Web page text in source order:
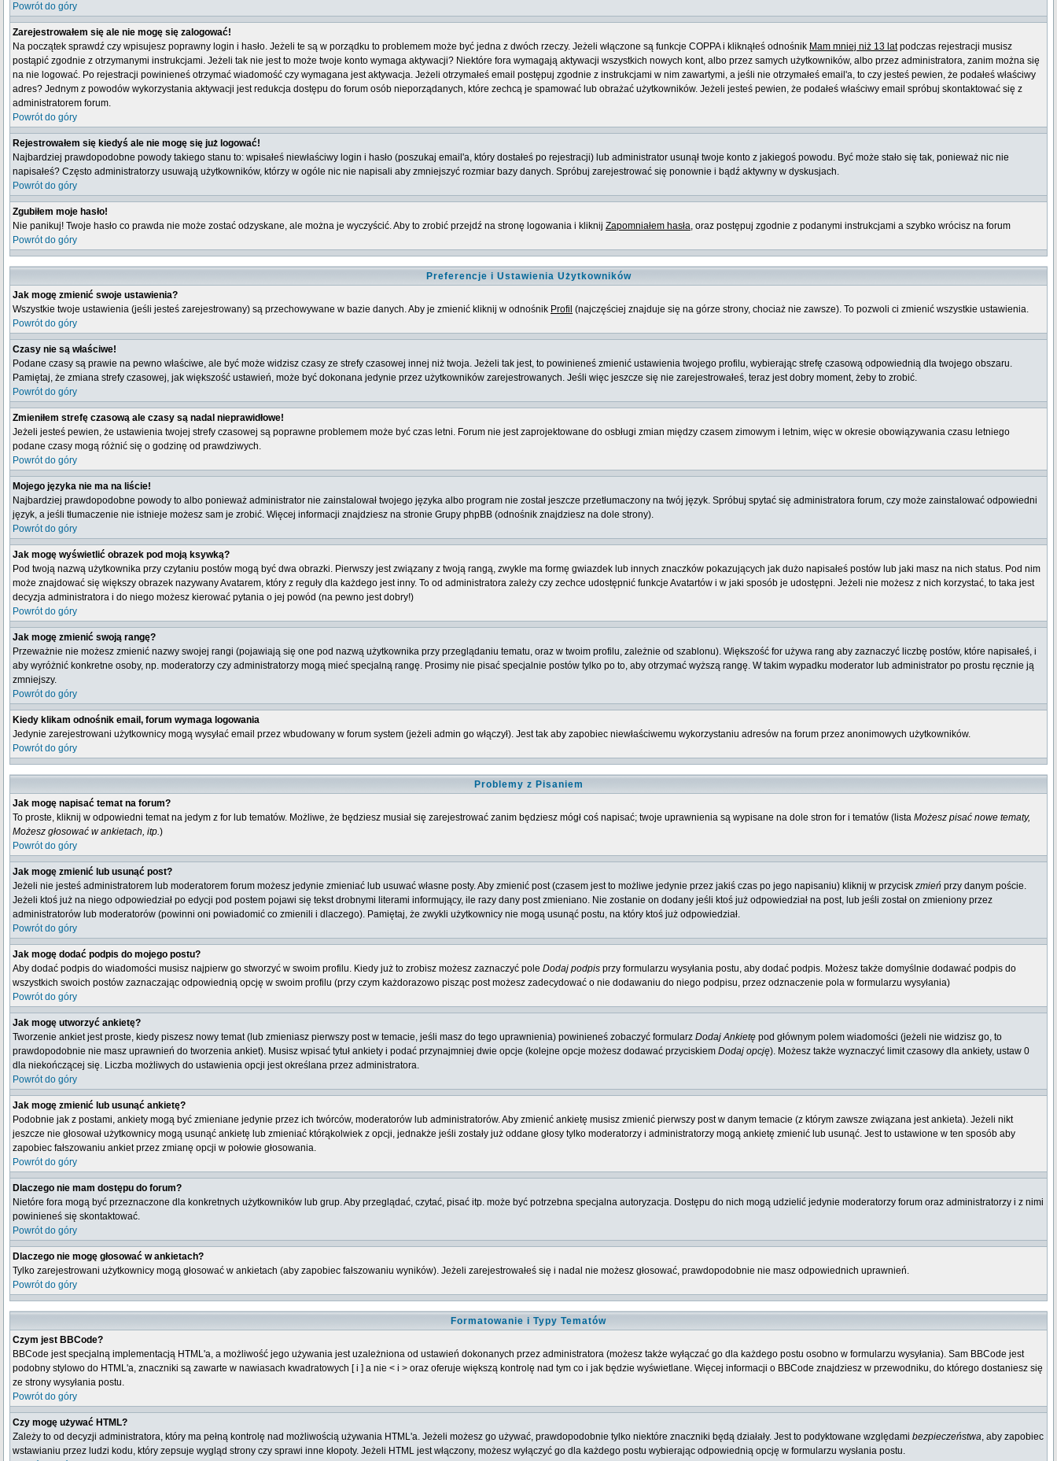
Powrót do góry
Zarejestrowałem się ale nie mogę się zalogować!
Na początek sprawdź czy wpisujesz poprawny login i hasło. Jeżeli te są w porządku to problemem może być jedna z dwóch rzeczy. Jeżeli włączone są funkcje COPPA i kliknąłeś odnośnik Mam mniej niż 13 latpodczas rejestracji musisz
postąpić zgodnie z otrzymanymi instrukcjami. Jeżeli tak nie jest to może twoje konto wymaga aktywacji? Niektóre fora wymagają aktywacji wszystkich nowych kont, albo przez samych użytkowników, albo przez administratora, zanim można się
na nie logować. Po rejestracji powinieneś otrzymać wiadomość czy wymagana jest aktywacja. Jeżeli otrzymałeś email postępuj zgodnie z instrukcjami w nim zawartymi, a jeśli nie otrzymałeś email'a, to czy jesteś pewien, że podałeś właściwy
adres? Jednym z powodów wykorzystania aktywacji jest redukcja dostępu do forum osób nieporządanych, które zechcą je spamować lub obrażać użytkowników. Jeżeli jesteś pewien, że podałeś właściwy email spróbuj skontaktować się z
administratorem forum.
Powrót do góry
Rejestrowałem się kiedyś ale nie mogę się już logować!
Najbardziej prawdopodobne powody takiego stanu to: wpisałeś niewłaściwy login i hasło (poszukaj email'a, który dostałeś po rejestracji) lub administrator usunął twoje konto z jakiegoś powodu. Być może stało się tak, ponieważ nic nie
napisałeś? Często administratorzy usuwają użytkowników, którzy w ogóle nic nie napisali aby zmniejszyć rozmiar bazy danych. Spróbuj zarejestrować się ponownie i bądź aktywny w dyskusjach.
Powrót do góry
Zgubiłem moje hasło!
Nie panikuj! Twoje hasło co prawda nie może zostać odzyskane, ale można je wyczyścić. Aby to zrobić przejdź na stronę logowania i kliknij Zapomniałem hasła, oraz postępuj zgodnie z podanymi instrukcjami a szybko wrócisz na forum
Powrót do góry
Preferencje i Ustawienia Użytkowników
Jak mogę zmienić swoje ustawienia?
Wszystkie twoje ustawienia (jeśli jesteś zarejestrowany) są przechowywane w bazie danych. Aby je zmienić kliknij w odnośnik Profil (najczęściej znajduje się na górze strony, chociaż nie zawsze). To pozwoli ci zmienić wszystkie ustawienia.
Powrót do góry
Czasy nie są właściwe!
Podane czasy są prawie na pewno właściwe, ale być może widzisz czasy ze strefy czasowej innej niż twoja. Jeżeli tak jest, to powinieneś zmienić ustawienia twojego profilu, wybierając strefę czasową odpowiednią dla twojego obszaru.
Pamiętaj, że zmiana strefy czasowej, jak większość ustawień, może być dokonana jedynie przez użytkowników zarejestrowanych. Jeśli więc jeszcze się nie zarejestrowałeś, teraz jest dobry moment, żeby to zrobić.
Powrót do góry
Zmieniłem strefę czasową ale czasy są nadal nieprawidłowe!
Jeżeli jesteś pewien, że ustawienia twojej strefy czasowej są poprawne problemem może być czas letni. Forum nie jest zaprojektowane do osbługi zmian między czasem zimowym i letnim, więc w okresie obowiązywania czasu letniego
podane czasy mogą różnić się o godzinę od prawdziwych.
Powrót do góry
Mojego języka nie ma na liście!
Najbardziej prawdopodobne powody to albo ponieważ administrator nie zainstalował twojego języka albo program nie został jeszcze przetłumaczony na twój język. Spróbuj spytać się administratora forum, czy może zainstalować odpowiedni
język, a jeśli tłumaczenie nie istnieje możesz sam je zrobić. Więcej informacji znajdziesz na stronie Grupy phpBB (odnośnik znajdziesz na dole strony).
Powrót do góry
Jak mogę wyświetlić obrazek pod moją ksywką?
Pod twoją nazwą użytkownika przy czytaniu postów mogą być dwa obrazki. Pierwszy jest związany z twoją rangą, zwykle ma formę gwiazdek lub innych znaczków pokazujących jak dużo napisałeś postów lub jaki masz na nich status. Pod nim
może znajdować się większy obrazek nazywany Avatarem, który z reguły dla każdego jest inny. To od administratora zależy czy zechce udostępnić funkcje Avatartów i w jaki sposób je udostępni. Jeżeli nie możesz z nich korzystać, to taka jest
decyzja administratora i do niego możesz kierować pytania o jej powód (na pewno jest dobry!)
Powrót do góry
Jak mogę zmienić swoją rangę?
Przeważnie nie możesz zmienić nazwy swojej rangi (pojawiają się one pod nazwą użytkownika przy przeglądaniu tematu, oraz w twoim profilu, zależnie od szablonu). Większość for używa rang aby zaznaczyć liczbę postów, które napisałeś, i
aby wyróżnić konkretne osoby, np. moderatorzy czy administratorzy mogą mieć specjalną rangę. Prosimy nie pisać specjalnie postów tylko po to, aby otrzymać wyższą rangę. W takim wypadku moderator lub administrator po prostu ręcznie ją
zmniejszy.
Powrót do góry
Kiedy klikam odnośnik email, forum wymaga logowania
Jedynie zarejestrowani użytkownicy mogą wysyłać email przez wbudowany w forum system (jeżeli admin go włączył). Jest tak aby zapobiec niewłaściwemu wykorzystaniu adresów na forum przez anonimowych użytkowników.
Powrót do góry
Problemy z Pisaniem
Jak mogę napisać temat na forum?
To proste, kliknij w odpowiedni temat na jedym z for lub tematów. Możliwe, że będziesz musiał się zarejestrować zanim będziesz mógł coś napisać; twoje uprawnienia są wypisane na dole stron for i tematów (lista Możesz pisać nowe tematy,
Możesz głosować w ankietach, itp.)
Powrót do góry
Jak mogę zmienić lub usunąć post?
Jeżeli nie jesteś administratorem lub moderatorem forum możesz jedynie zmieniać lub usuwać własne posty. Aby zmienić post (czasem jest to możliwe jedynie przez jakiś czas po jego napisaniu) kliknij w przycisk zmień przy danym poście.
Jeżeli ktoś już na niego odpowiedział po edycji pod postem pojawi się tekst drobnymi literami informujący, ile razy dany post zmieniano. Nie zostanie on dodany jeśli ktoś już odpowiedział na post, lub jeśli został on zmieniony przez
administratorów lub moderatorów (powinni oni powiadomić co zmienili i dlaczego). Pamiętaj, że zwykli użytkownicy nie mogą usunąć postu, na który ktoś już odpowiedział.
Powrót do góry
Jak mogę dodać podpis do mojego postu?
Aby dodać podpis do wiadomości musisz najpierw go stworzyć w swoim profilu. Kiedy już to zrobisz możesz zaznaczyć pole Dodaj podpis przy formularzu wysyłania postu, aby dodać podpis. Możesz także domyślnie dodawać podpis do
wszystkich swoich postów zaznaczając odpowiednią opcję w swoim profilu (przy czym każdorazowo pisząc post możesz zadecydować o nie dodawaniu do niego podpisu, przez odznaczenie pola w formularzu wysyłania)
Powrót do góry
Jak mogę utworzyć ankietę?
Tworzenie ankiet jest proste, kiedy piszesz nowy temat (lub zmieniasz pierwszy post w temacie, jeśli masz do tego uprawnienia) powinieneś zobaczyć formularz Dodaj Ankietę pod głównym polem wiadomości (jeżeli nie widzisz go, to
prawdopodobnie nie masz uprawnień do tworzenia ankiet). Musisz wpisać tytuł ankiety i podać przynajmniej dwie opcje (kolejne opcje możesz dodawać przyciskiem Dodaj opcję). Możesz także wyznaczyć limit czasowy dla ankiety, ustaw 0
dla niekończącej się. Liczba możliwych do ustawienia opcji jest określana przez administratora.
Powrót do góry
Jak mogę zmienić lub usunąć ankietę?
Podobnie jak z postami, ankiety mogą być zmieniane jedynie przez ich twórców, moderatorów lub administratorów. Aby zmienić ankietę musisz zmienić pierwszy post w danym temacie (z którym zawsze związana jest ankieta). Jeżeli nikt
jeszcze nie głosował użytkownicy mogą usunąć ankietę lub zmieniać którąkolwiek z opcji, jednakże jeśli zostały już oddane głosy tylko moderatorzy i administratorzy mogą ankietę zmienić lub usunąć. Jest to ustawione w ten sposób aby
zapobiec fałszowaniu ankiet przez zmianę opcji w połowie głosowania.
Powrót do góry
Dlaczego nie mam dostępu do forum?
Nietóre fora mogą być przeznaczone dla konkretnych użytkowników lub grup. Aby przeglądać, czytać, pisać itp. może być potrzebna specjalna autoryzacja. Dostępu do nich mogą udzielić jedynie moderatorzy forum oraz administratorzy i z nimi
powinieneś się skontaktować.
Powrót do góry
Dlaczego nie mogę głosować w ankietach?
Tylko zarejestrowani użytkownicy mogą głosować w ankietach (aby zapobiec fałszowaniu wyników). Jeżeli zarejestrowałeś się i nadal nie możesz głosować, prawdopodobnie nie masz odpowiednich uprawnień.
Powrót do góry
Formatowanie i Typy Tematów
Czym jest BBCode?
BBCode jest specjalną implementacją HTML'a, a możliwość jego używania jest uzależniona od ustawień dokonanych przez administratora (możesz także wyłączać go dla każdego postu osobno w formularzu wysyłania). Sam BBCode jest
podobny stylowo do HTML'a, znaczniki są zawarte w nawiasach kwadratowych [ i ] a nie < i > oraz oferuje większą kontrolę nad tym co i jak będzie wyświetlane. Więcej informacji o BBCode znajdziesz w przewodniku, do którego dostaniesz się
ze strony wysyłania postu.
Powrót do góry
Czy mogę używać HTML?
Zależy to od decyzji administratora, który ma pełną kontrolę nad możliwością używania HTML'a. Jeżeli możesz go używać, prawdopodobnie tylko niektóre znaczniki będą działały. Jest to podyktowane względami bezpieczeństwa, aby zapobiec
wstawianiu przez ludzi kodu, który zepsuje wygląd strony czy sprawi inne kłopoty. Jeżeli HTML jest włączony, możesz wyłączyć go dla każdego postu wybierając odpowiednią opcję w formularzu wysłania postu.